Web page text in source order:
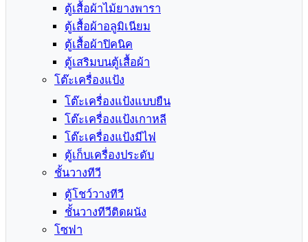
ตู้เสื้อผ้าไม้ยางพารา
ตู้เสื้อผ้าอลูมิเนียม
ตู้เสื้อผ้าปิคนิค
ตู้เสริมบนตู้เสื้อผ้า
โต๊ะเครื่องแป้ง
โต๊ะเครื่องแป้งแบบยืน
โต๊ะเครื่องแป้งเกาหลี
โต๊ะเครื่องแป้งมีไฟ
ตู้เก็บเครื่องประดับ
ชั้นวางทีวี
ตู้โชว์วางทีวี
ชั้นวางทีวีติดผนัง
โซฟา